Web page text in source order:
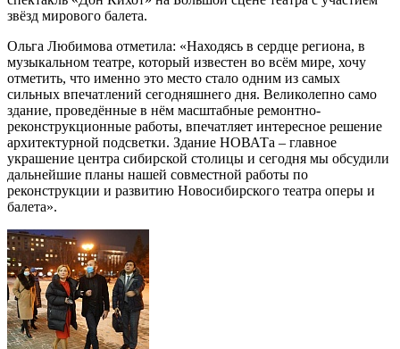
звёзд мирового балета.
Ольга Любимова отметила: «Находясь в сердце региона, в
музыкальном театре, который известен во всём мире, хочу
отметить, что именно это место стало одним из самых
сильных впечатлений сегодняшнего дня. Великолепно само
здание, проведённые в нём масштабные ремонтно-
реконструкционные работы, впечатляет интересное решение
архитектурной подсветки. Здание НОВАТа – главное
украшение центра сибирской столицы и сегодня мы обсудили
дальнейшие планы нашей совместной работы по
реконструкции и развитию Новосибирского театра оперы и
балета».